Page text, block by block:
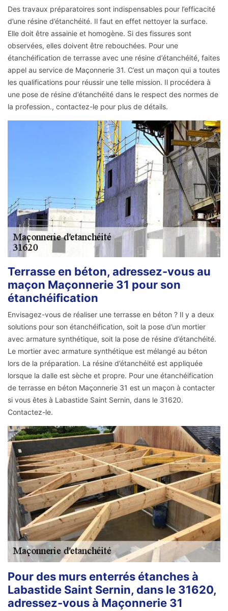
Des travaux préparatoires sont indispensables pour l’efficacité
d’une résine d’étanchéité. Il faut en effet nettoyer la surface.
Elle doit être assainie et homogène. Si des fissures sont
observées, elles doivent être rebouchées. Pour une
étanchéification de terrasse avec une résine d’étanchéité, faites
appel au service de Maçonnerie 31. C’est un maçon qui a toutes
les qualifications pour réussir une telle mission. Il procédera à
une pose de résine d’étanchéité dans le respect des normes de
la profession., contactez-le pour plus de détails.
Terrasse en béton, adressez-vous au
maçon Maçonnerie 31 pour son
étanchéification
Envisagez-vous de réaliser une terrasse en béton ? Il y a deux
solutions pour son étanchéification, soit la pose d’un mortier
avec armature synthétique, soit la pose de résine d’étanchéité.
Le mortier avec armature synthétique est mélangé au béton
lors de la préparation. La résine d’étanchéité est appliquée
lorsque la dalle est sèche et propre. Pour une étanchéification
de terrasse en béton Maçonnerie 31 est un maçon à contacter
si vous êtes à Labastide Saint Sernin, dans le 31620.
Contactez-le.
Pour des murs enterrés étanches à
Labastide Saint Sernin, dans le 31620,
adressez-vous à Maçonnerie 31